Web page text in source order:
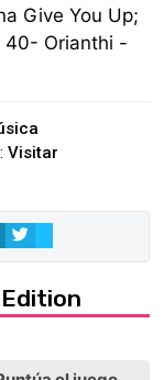
Give You Up;
40- Orianthi -
Visitar